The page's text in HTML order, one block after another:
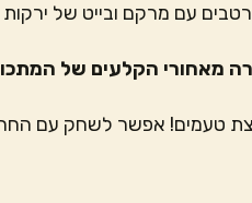
רטבים עם מרקם ובייט של
מאחורי הקלעים של
טעמים! אפשר לשחק עם